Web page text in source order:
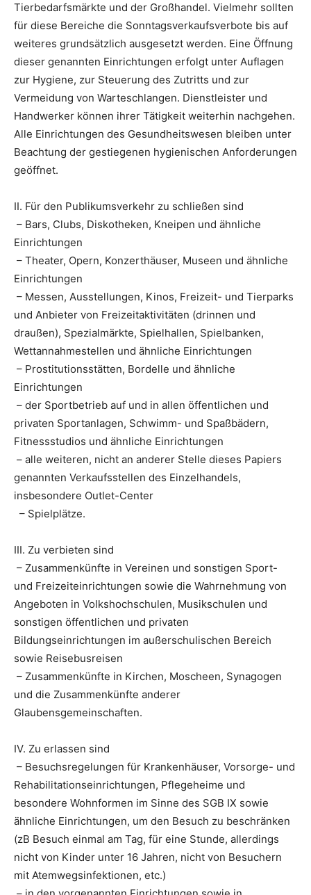
Tierbedarfsmärkte und der Großhandel. Vielmehr sollten
für diese Bereiche die Sonntagsverkaufsverbote bis auf
weiteres grundsätzlich ausgesetzt werden. Eine Öffnung
dieser genannten Einrichtungen erfolgt unter Auflagen
zur Hygiene, zur Steuerung des Zutritts und zur
Vermeidung von Warteschlangen. Dienstleister und
Handwerker können ihrer Tätigkeit weiterhin nachgehen.
Alle Einrichtungen des Gesundheitswesen bleiben unter
Beachtung der gestiegenen hygienischen Anforderungen
geöffnet.
II. Für den Publikumsverkehr zu schließen sind
– Bars, Clubs, Diskotheken, Kneipen und ähnliche
Einrichtungen
– Theater, Opern, Konzerthäuser, Museen und ähnliche
Einrichtungen
– Messen, Ausstellungen, Kinos, Freizeit- und Tierparks
und Anbieter von Freizeitaktivitäten (drinnen und
draußen), Spezialmärkte, Spielhallen, Spielbanken,
Wettannahmestellen und ähnliche Einrichtungen
– Prostitutionsstätten, Bordelle und ähnliche
Einrichtungen
– der Sportbetrieb auf und in allen öffentlichen und
privaten Sportanlagen, Schwimm- und Spaßbädern,
Fitnessstudios und ähnliche Einrichtungen
– alle weiteren, nicht an anderer Stelle dieses Papiers
genannten Verkaufsstellen des Einzelhandels,
insbesondere Outlet-Center
– Spielplätze.
III. Zu verbieten sind
– Zusammenkünfte in Vereinen und sonstigen Sport-
und Freizeiteinrichtungen sowie die Wahrnehmung von
Angeboten in Volkshochschulen, Musikschulen und
sonstigen öffentlichen und privaten
Bildungseinrichtungen im außerschulischen Bereich
sowie Reisebusreisen
– Zusammenkünfte in Kirchen, Moscheen, Synagogen
und die Zusammenkünfte anderer
Glaubensgemeinschaften.
IV. Zu erlassen sind
– Besuchsregelungen für Krankenhäuser, Vorsorge- und
Rehabilitationseinrichtungen, Pflegeheime und
besondere Wohnformen im Sinne des SGB IX sowie
ähnliche Einrichtungen, um den Besuch zu beschränken
(zB Besuch einmal am Tag, für eine Stunde, allerdings
nicht von Kinder unter 16 Jahren, nicht von Besuchern
mit Atemwegsinfektionen, etc.)